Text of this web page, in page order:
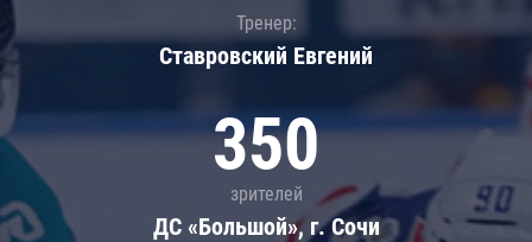
Тренер:
Ставровский Евгений
350
зрителей
ДС «Большой», г. Сочи